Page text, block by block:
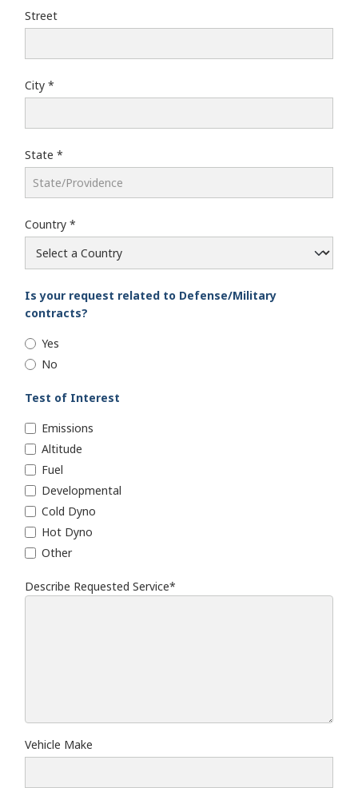
Street
City
State
Country
Is your request related to Defense/Military
contracts?
Yes
No
Test of Interest
Emissions
Altitude
Fuel
Developmental
Cold Dyno
Hot Dyno
Other
Describe Requested Service*
Vehicle Make